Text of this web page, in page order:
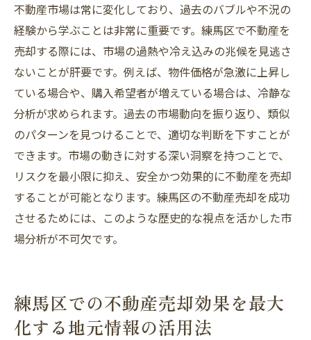
不動産市場は常に変化しており、過去のバブルや不況の
経験から学ぶことは非常に重要です。練馬区で不動産を
売却する際には、市場の過熱や冷え込みの兆候を見逃さ
ないことが肝要です。例えば、物件価格が急激に上昇し
ている場合や、購入希望者が増えている場合は、冷静な
分析が求められます。過去の市場動向を振り返り、類似
のパターンを見つけることで、適切な判断を下すことが
できます。市場の動きに対する深い洞察を持つことで、
リスクを最小限に抑え、安全かつ効果的に不動産を売却
することが可能となります。練馬区の不動産売却を成功
させるためには、このような歴史的な視点を活かした市
場分析が不可欠です。
練馬区での不動産売却効果を最大
化する地元情報の活用法